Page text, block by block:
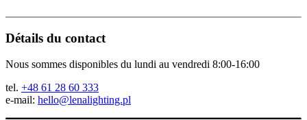
Détails du contact
Nous sommes disponibles du lundi au vendredi 8:00-16:00
tel. +48 61 28 60 333
e-mail: hello@lenalighting.pl